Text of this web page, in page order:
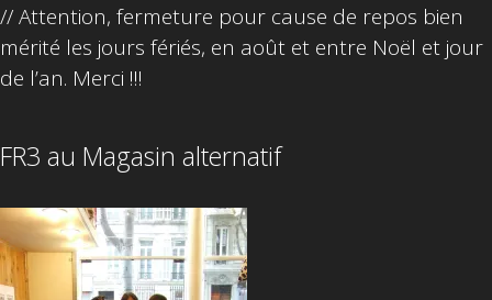
// Attention, fermeture pour cause de repos bien
mérité les jours fériés, en août et entre Noël et jour
de l’an. Merci !!!
FR3 au Magasin alternatif